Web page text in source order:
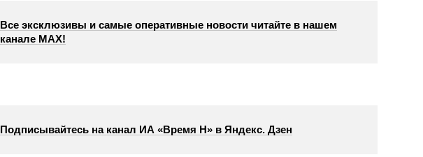
Все эксклюзивы и самые оперативные новости читайте в нашем
канале МАХ!
Подписывайтесь на канал ИА «Время Н» в Яндекс. Дзен